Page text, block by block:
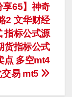
享65】神奇
2 文华财经
指标公式源
货指标公式
点 多空mt4
易 mt5